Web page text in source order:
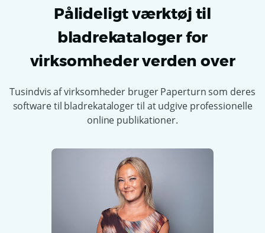
Pålideligt værktøj til
bladrekataloger for
virksomheder verden over
Tusindvis af virksomheder bruger Paperturn som deres
software til bladrekataloger til at udgive professionelle
online publikationer.